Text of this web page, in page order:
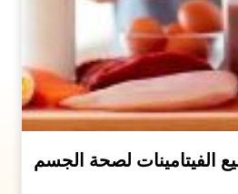
الفيتامينات لصحة الجسم